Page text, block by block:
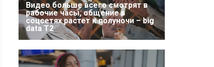
Видео больше всего смотрят в
рабочие часы, общение в
соцсетях растет к полуночи – big
data T2